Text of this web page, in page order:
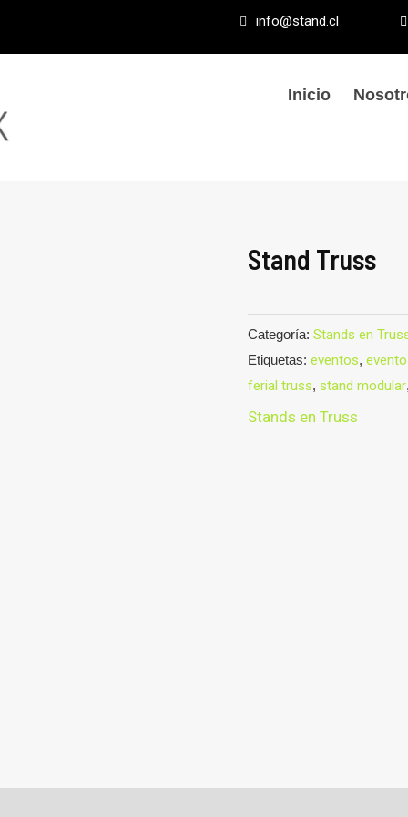
info@stand.cl
Inicio
Stand Truss
Categoría: Stands en
Etiquetas: eventos,
ferial truss, stand modular
Stands en Truss